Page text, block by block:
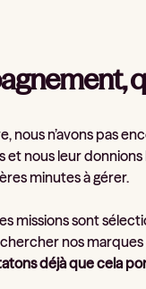
nous n’avons pas
nous leur
minutes à gérer.
missions sont
nos
déjà que cela